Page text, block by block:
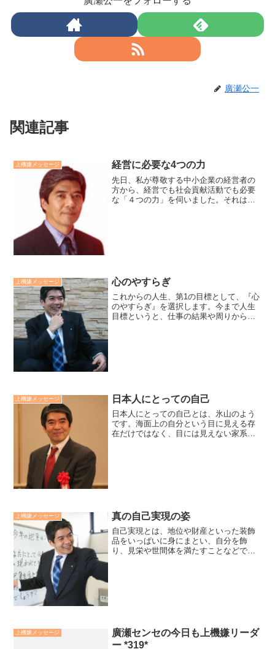
廣瀬公一
関連記事
上機嫌メッセージ 経営に必要な4つの力
先日、私が尊敬する中小企業の経営者の
方から、経営でも社会貢献活動でも必要
な「４つの力」を伺いました。それはリ
上機嫌メッセージ 心のやすらぎ
これからの人生、第1の目標として、『心
のやすらぎ』を選択します。今まで人生
目標というと、仕事の結果や周りからの
上機嫌メッセージ 日本人にとっての自己
日本人にとっての自己とは、氷山のよう
です。海面上の自分という目に見える存
在だけではなく、目には見えない家系や
上機嫌メッセージ 真の自己実現の姿
自己実現とは、地位や財産といった装飾
品をいっぱいに身にまとい、自分を飾
り、見栄や世間体を満たすことなどでは
上機嫌メッセージ
廣瀬センセの今日も上機嫌リーダ
ー *319*